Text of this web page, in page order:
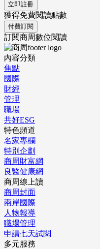
立即註冊
獲得免費閱讀點數
付費訂閱
訂閱商周數位閱讀
內容分類
焦點
國際
財經
管理
職場
共好ESG
特色頻道
名家專欄
特別企劃
商周財富網
良醫健康網
商周線上讀
商周封面
兩岸國際
人物報導
職場管理
申請七天試閱
多元服務